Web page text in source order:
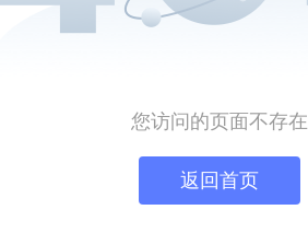
您访问的页面不存在
返回首页